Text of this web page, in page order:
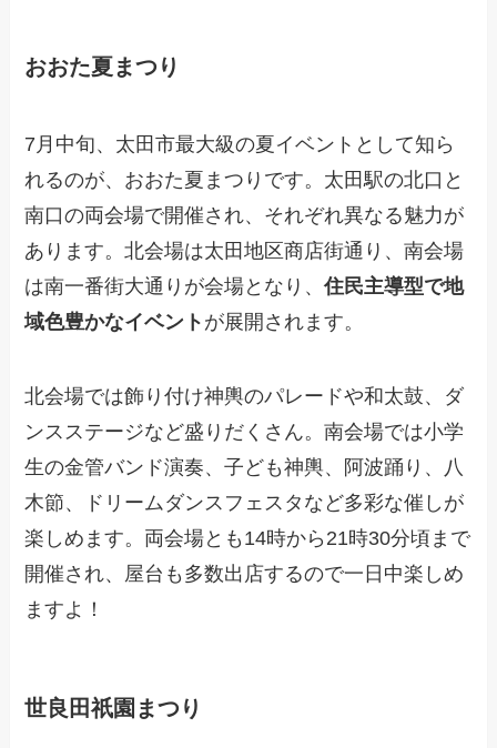
おおた夏まつり
7月中旬、太田市最大級の夏イベントとして知ら
れるのが、おおた夏まつりです。太田駅の北口と
南口の両会場で開催され、それぞれ異なる魅力が
あります。北会場は太田地区商店街通り、南会場
は南一番街大通りが会場となり、住民主導型で地
域色豊かなイベント が展開されます。
北会場では飾り付け神輿のパレードや和太鼓、ダ
ンスステージなど盛りだくさん。南会場では小学
生の金管バンド演奏、子ども神輿、阿波踊り、八
木節、ドリームダンスフェスタなど多彩な催しが
楽しめます。両会場とも14時から21時30分頃まで
開催され、屋台も多数出店するので一日中楽しめ
ますよ！
世良田祇園まつり